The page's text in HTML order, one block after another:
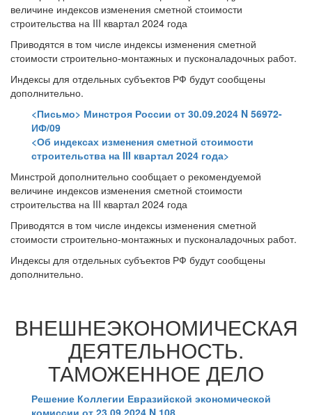
величине индексов изменения сметной стоимости
строительства на III квартал 2024 года
Приводятся в том числе индексы изменения сметной
стоимости строительно-монтажных и пусконаладочных работ.
Индексы для отдельных субъектов РФ будут сообщены
дополнительно.
<Письмо> Минстроя России от 30.09.2024 N 56972-
ИФ/09
<Об индексах изменения сметной стоимости
строительства на III квартал 2024 года>
Минстрой дополнительно сообщает о рекомендуемой
величине индексов изменения сметной стоимости
строительства на III квартал 2024 года
Приводятся в том числе индексы изменения сметной
стоимости строительно-монтажных и пусконаладочных работ.
Индексы для отдельных субъектов РФ будут сообщены
дополнительно.
ВНЕШНЕЭКОНОМИЧЕСКАЯ
ДЕЯТЕЛЬНОСТЬ.
ТАМОЖЕННОЕ ДЕЛО
Решение Коллегии Евразийской экономической
комиссии от 23.09.2024 N 108